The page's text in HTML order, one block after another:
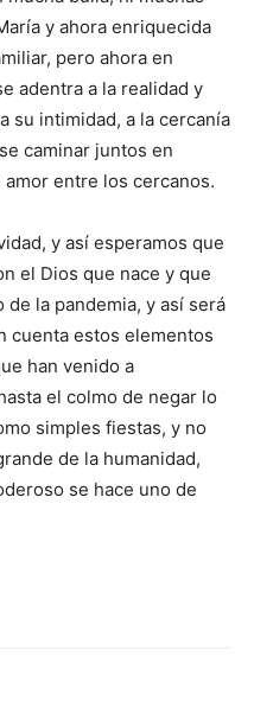
y ahora en­riquecida
pero ahora en
adentra a la realidad y
su intimidad, a la cercanía
ca­minar juntos en
entre los cercanos.
y así espe­­ramos que
el Dios que nace y que
la pandemia, y así será
cuenta estos elementos
han venido a
el col­mo de negar lo
simples fiestas, y no
de la humanidad,
se hace uno de